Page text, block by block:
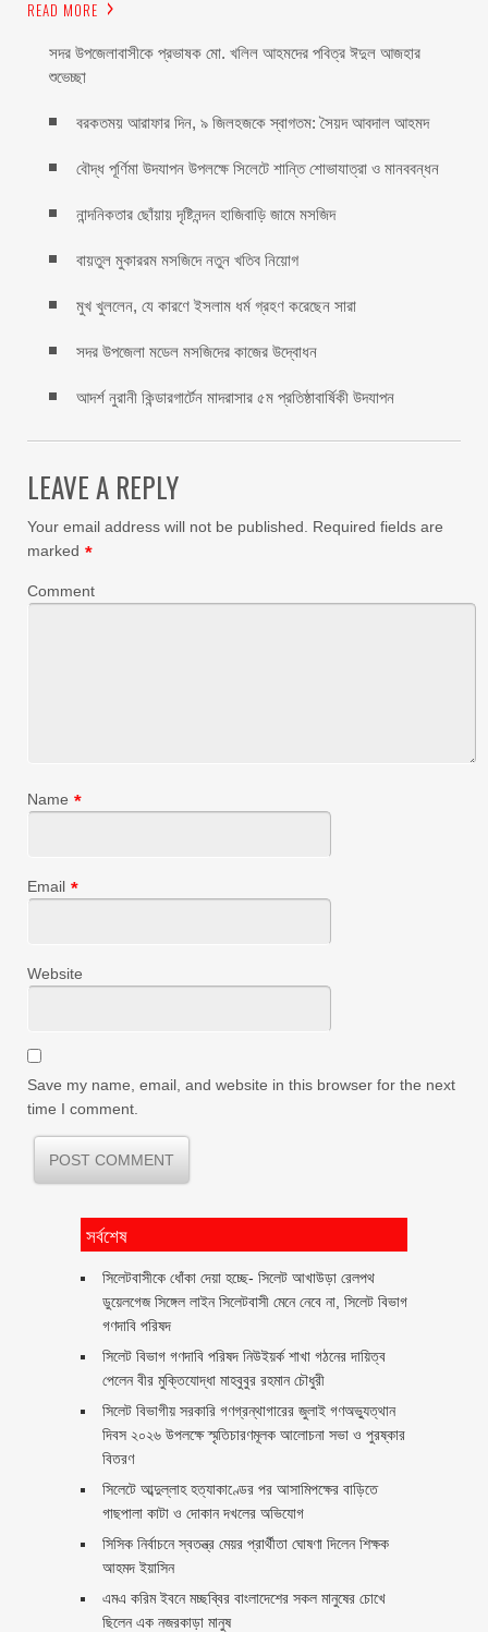
READ MORE
সদর উপজেলাবাসীকে প্রভাষক মো. খলিল আহমদের পবিত্র ঈদুল আজহার
শুভেচ্ছা
বরকতময় আরাফার দিন, ৯ জিলহজকে স্বাগতম: সৈয়দ আবদাল আহমদ
বৌদ্ধ পূর্ণিমা উদযাপন উপলক্ষে সিলেটে শান্তি শোভাযাত্রা ও মানববন্ধন
নান্দনিকতার ছোঁয়ায় দৃষ্টিনন্দন হাজিবাড়ি জামে মসজিদ
বায়তুল মুকাররম মসজিদে নতুন খতিব নিয়োগ
মুখ খুললেন, যে কারণে ইসলাম ধর্ম গ্রহণ করেছেন সারা
সদর উপজেলা মডেল মসজিদের কাজের উদ্বোধন
আদর্শ নুরানী কিন্ডারগার্টেন মাদরাসার ৫ম প্রতিষ্ঠাবার্ষিকী উদযাপন
LEAVE A REPLY
Your email address will not be published.
Required fields are
marked *
Comment
Name *
Email *
Website
Save my name, email, and website in this browser for the next
time I comment.
সর্বশেষ
‎সিলেটবাসীকে ধোঁকা দেয়া হচ্ছে- সিলেট আখাউড়া রেলপথ
ডুয়েলগেজ সিঙ্গেল লাইন সিলেটবাসী মেনে নেবে না, সিলেট বিভাগ
গণদাবি পরিষদ
সিলেট বিভাগ গণদাবি পরিষদ নিউইয়র্ক শাখা গঠনের দায়িত্ব
পেলেন বীর মুক্তিযোদ্ধা মাহবুবুর রহমান চৌধুরী ‎ ‎
সিলেট বিভাগীয় সরকারি গণগ্রন্থাগারের জুলাই গণঅভ্যুত্থান
দিবস ২০২৬ উপলক্ষে স্মৃতিচারণমূলক আলোচনা সভা ও পুরষ্কার
বিতরণ ‎ ‎
সিলেটে আব্দুল্লাহ হত্যাকাণ্ডের পর আসামিপক্ষের বাড়িতে
গাছপালা কাটা ও দোকান দখলের অভিযোগ
সিসিক নির্বাচনে স্বতন্ত্র মেয়র প্রার্থীতা ঘোষণা দিলেন শিক্ষক
আহমদ ইয়াসিন
এমএ করিম ইবনে মচ্ছব্বির বাংলাদেশের সকল মানুষের চোখে
ছিলেন এক নজরকাড়া মানুষ ‎